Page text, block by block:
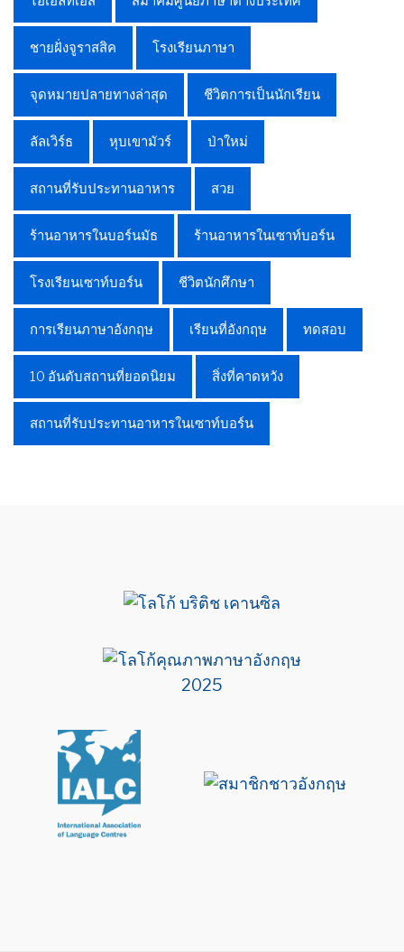
ชายฝั่งจูราสสิค โรงเรียนภาษา
จุดหมายปลายทางล่าสุด ชีวิตการเป็นนักเรียน
ลัลเวิร์ธ หุบเขามัวร์ ป่าใหม่
สถานที่รับประทานอาหาร สวย
ร้านอาหารในบอร์นมัธ ร้านอาหารในเซาท์บอร์น
โรงเรียนเซาท์บอร์น ชีวิตนักศึกษา
การเรียนภาษาอังกฤษ เรียนที่อังกฤษ ทดสอบ
10 อันดับสถานที่ยอดนิยม สิ่งที่คาดหวัง
สถานที่รับประทานอาหารในเซาท์บอร์น